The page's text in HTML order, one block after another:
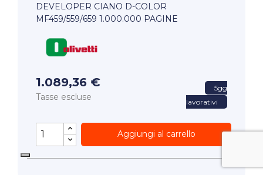
DEVELOPER CIANO D-COLOR
MF459/559/659 1.000.000 PAGINE
1.089,36 €
Tasse escluse
5gg
lavorativi
Aggiungi al carrello